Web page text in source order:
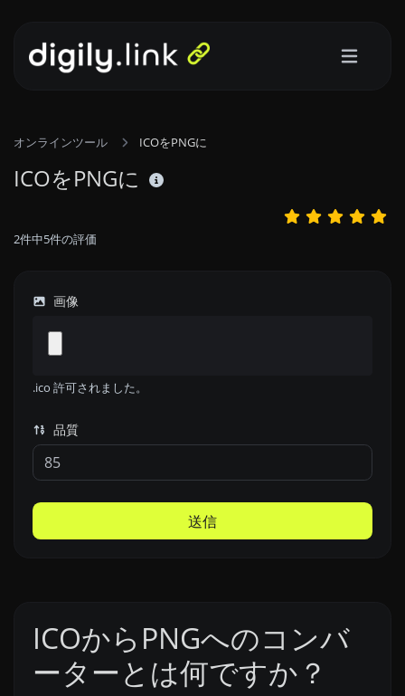
オンラインツール ICOをPNGに
ICOをPNGに
2件中5件の評価
画像
.ico 許可されました。
品質
送信
ICOからPNGへのコンバ
ーターとは何ですか？